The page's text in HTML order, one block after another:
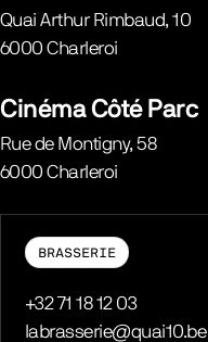
Quai Arthur Rimbaud, 10
6000 Charleroi
Cinéma Côté Parc
Rue de Montigny, 58
6000 Charleroi
BRASSERIE
Téléphone
+32 71 18 12 03
E-mail
labrasserie@quai10.be